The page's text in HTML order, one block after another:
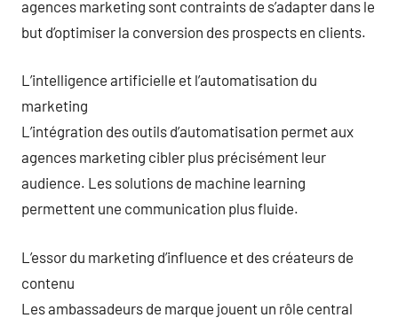
agences marketing sont contraints de s’adapter dans le
but d’optimiser la conversion des prospects en clients.
L’intelligence artificielle et l’automatisation du
marketing
L’intégration des outils d’automatisation permet aux
agences marketing cibler plus précisément leur
audience. Les solutions de machine learning
permettent une communication plus fluide.
L’essor du marketing d’influence et des créateurs de
contenu
Les ambassadeurs de marque jouent un rôle central